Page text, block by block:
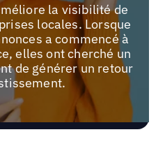
la visibilité de
locales. Lorsque
a commencé à
elles ont cherché un
de générer un retour